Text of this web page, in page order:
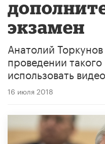
экзамен
Анатолий
проведении
использовать
16 июля 2018